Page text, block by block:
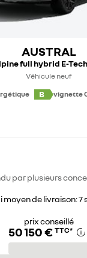
AUSTRAL
full hybrid E-Tech
Véhicule neuf
B vignette
par plusieurs
moyen de livraison: 7
prix conseillé
50 150 € TTC*